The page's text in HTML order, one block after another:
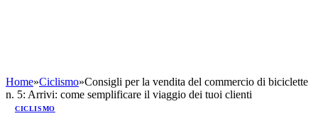
Home»Ciclismo»Consigli per la vendita del commercio di biciclette
n. 5: Arrivi: come semplificare il viaggio dei tuoi clienti
CICLISMO